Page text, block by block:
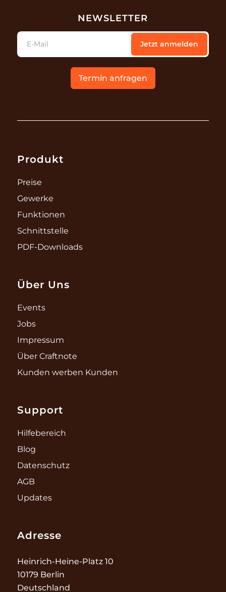
NEWSLETTER
E-Mail Jetzt anmelden
Termin anfragen
Produkt
Preise
Gewerke
Funktionen
Schnittstelle
PDF-Downloads
Über Uns
Events
Jobs
Impressum
Über Craftnote
Kunden werben Kunden
Support
Hilfebereich
Blog
Datenschutz
AGB
Updates
Adresse
Heinrich-Heine-Platz 10
10179 Berlin
Deutschland